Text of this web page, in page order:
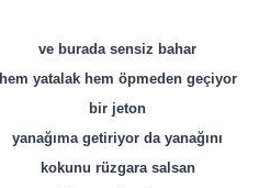
ve burada sensiz bahar
hem yatalak hem öpmeden geçiyor
bir jeton
yanağıma getiriyor da yanağını
kokunu rüzgara salsan